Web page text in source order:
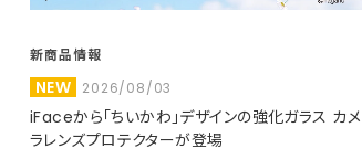
新商品情報
NEW 2026/08/03
iFaceから「ちいかわ」デザインの強化ガラス カメ
ラレンズプロテクターが登場